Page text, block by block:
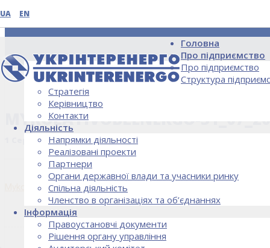
UA EN
Головна
Про підприємство
Про підприємство
Структура
Стратегія
Керівництво
Контакти
Діяльність
Напрямки діяльності
Реалізовані проекти
Партнери
Органи державної влади та учасники ринку
Спільна діяльність
Членство в організаціях та об’єднаннях
Інформація
Правоустановчі документи
Рішення органу управління
НОВИНИ
MYKOLAYIVOBLENERGO-
1 Серпня, 2019
Mykolayivoblenergo-31_07_2019